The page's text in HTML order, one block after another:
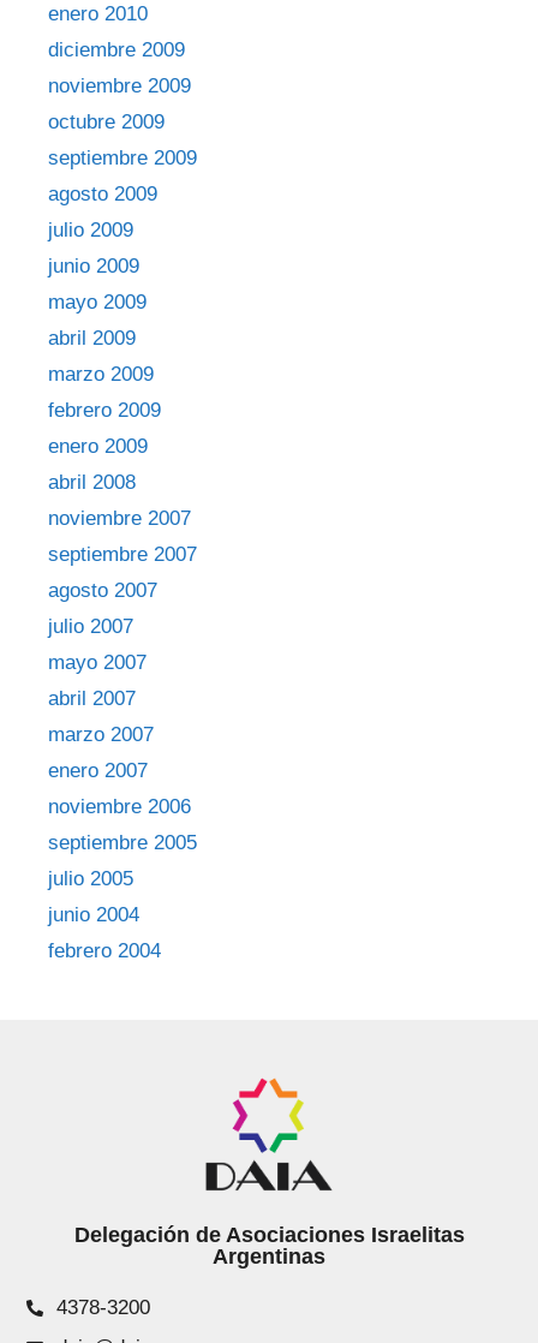
enero 2010
diciembre 2009
noviembre 2009
octubre 2009
septiembre 2009
agosto 2009
julio 2009
junio 2009
mayo 2009
abril 2009
marzo 2009
febrero 2009
enero 2009
abril 2008
noviembre 2007
septiembre 2007
agosto 2007
julio 2007
mayo 2007
abril 2007
marzo 2007
enero 2007
noviembre 2006
septiembre 2005
julio 2005
junio 2004
febrero 2004
Delegación de Asociaciones Israelitas
Argentinas
4378-3200